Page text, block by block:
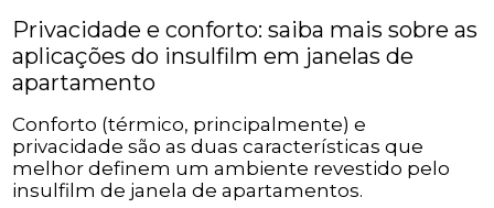
Privacidade e conforto: saiba mais sobre as
aplicações do insulfilm em janelas de
apartamento
Conforto (térmico, principalmente) e
privacidade são as duas características que
melhor definem um ambiente revestido pelo
insulfilm de janela de apartamentos.